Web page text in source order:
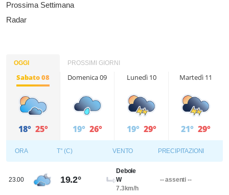
Prossima Settimana
Radar
OGGI PROSSIMI GIORNI
Sabato 08
18° 25°
Domenica 09
19° 26°
Lunedì 10
19° 29°
Martedì 11
21° 29°
ORA T° (C) VENTO PRECIPITAZIONI
23.00 19.2°
Debole
W
7.3km/h
-- assenti --